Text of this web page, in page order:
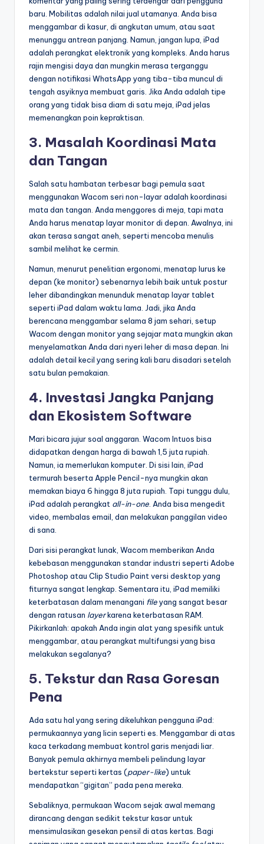
baru. Mobilitas adalah nilai jual utamanya. Anda bisa
menggambar di kasur, di angkutan umum, atau saat
menunggu antrean panjang. Namun, jangan lupa, iPad
adalah perangkat elektronik yang kompleks. Anda harus
rajin mengisi daya dan mungkin merasa terganggu
dengan notifikasi WhatsApp yang tiba-tiba muncul di
tengah asyiknya membuat garis. Jika Anda adalah tipe
orang yang tidak bisa diam di satu meja, iPad jelas
memenangkan poin kepraktisan.
3. Masalah Koordinasi Mata
dan Tangan
Salah satu hambatan terbesar bagi pemula saat
menggunakan Wacom seri non-layar adalah koordinasi
mata dan tangan. Anda menggores di meja, tapi mata
Anda harus menatap layar monitor di depan. Awalnya, ini
akan terasa sangat aneh, seperti mencoba menulis
sambil melihat ke cermin.
Namun, menurut penelitian ergonomi, menatap lurus ke
depan (ke monitor) sebenarnya lebih baik untuk postur
leher dibandingkan menunduk menatap layar tablet
seperti iPad dalam waktu lama. Jadi, jika Anda
berencana menggambar selama 8 jam sehari, setup
Wacom dengan monitor yang sejajar mata mungkin akan
menyelamatkan Anda dari nyeri leher di masa depan. Ini
adalah detail kecil yang sering kali baru disadari setelah
satu bulan pemakaian.
4. Investasi Jangka Panjang
dan Ekosistem Software
Mari bicara jujur soal anggaran. Wacom Intuos bisa
didapatkan dengan harga di bawah 1,5 juta rupiah.
Namun, ia memerlukan komputer. Di sisi lain, iPad
termurah beserta Apple Pencil-nya mungkin akan
memakan biaya 6 hingga 8 juta rupiah. Tapi tunggu dulu,
iPad adalah perangkat all-in-one . Anda bisa mengedit
video, membalas email, dan melakukan panggilan video
di sana.
Dari sisi perangkat lunak, Wacom memberikan Anda
kebebasan menggunakan standar industri seperti Adobe
Photoshop atau Clip Studio Paint versi desktop yang
fiturnya sangat lengkap. Sementara itu, iPad memiliki
keterbatasan dalam menangani fileyang sangat besar
dengan ratusan layerkarena keterbatasan RAM.
Pikirkanlah: apakah Anda ingin alat yang spesifik untuk
menggambar, atau perangkat multifungsi yang bisa
melakukan segalanya?
5. Tekstur dan Rasa Goresan
Pena
Ada satu hal yang sering dikeluhkan pengguna iPad:
permukaannya yang licin seperti es. Menggambar di atas
kaca terkadang membuat kontrol garis menjadi liar.
Banyak pemula akhirnya membeli pelindung layar
bertekstur seperti kertas (paper-like) untuk
mendapatkan “gigitan” pada pena mereka.
Sebaliknya, permukaan Wacom sejak awal memang
dirancang dengan sedikit tekstur kasar untuk
mensimulasikan gesekan pensil di atas kertas. Bagi